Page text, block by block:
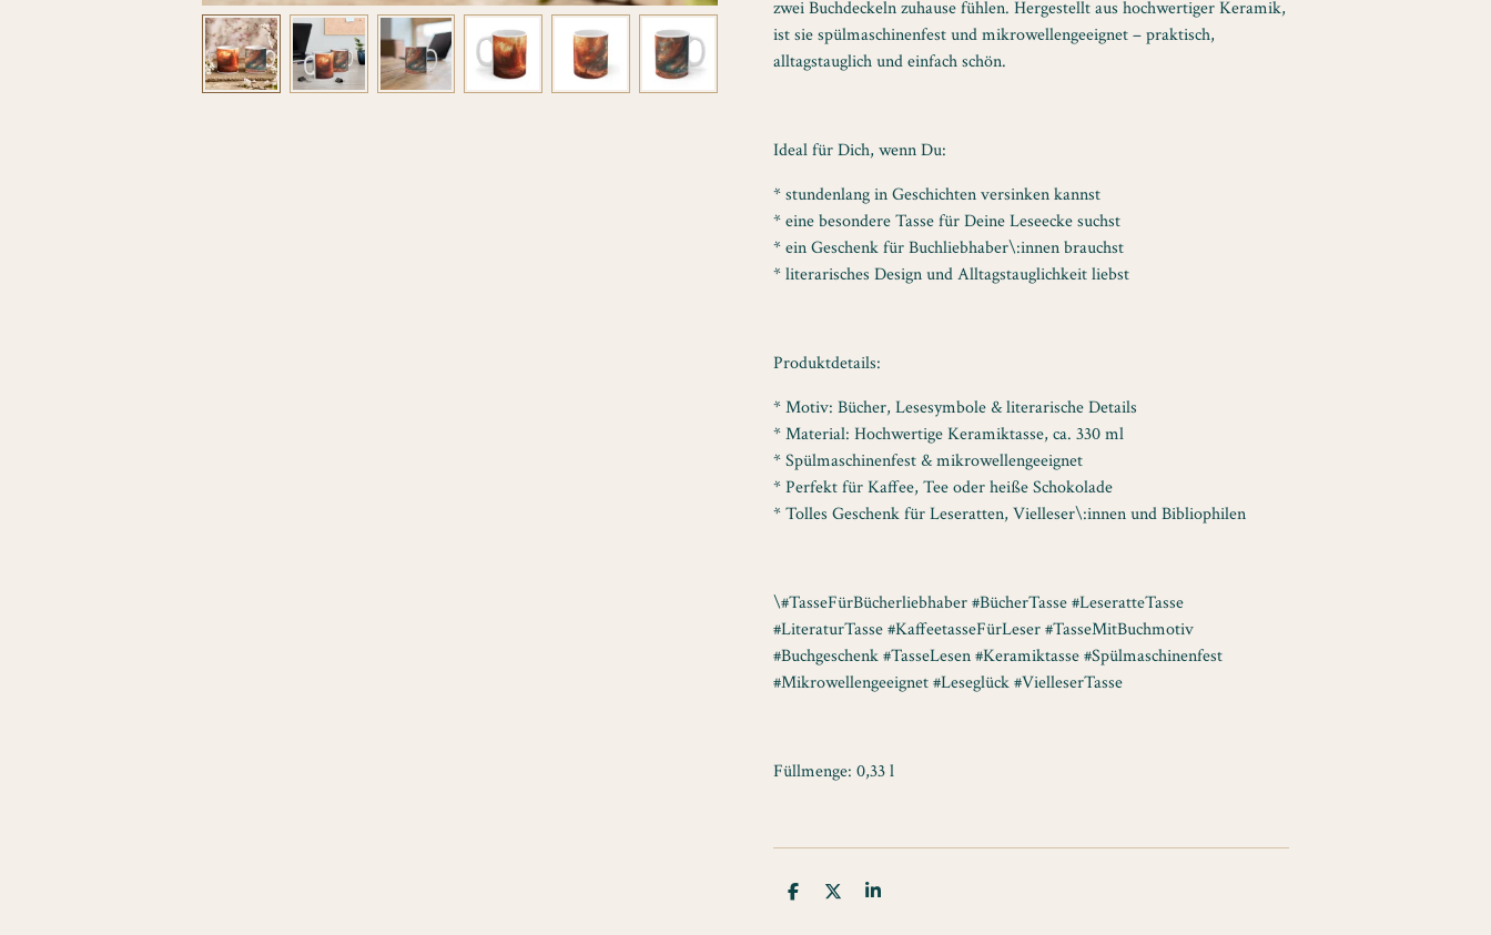
zwei Buchdeckeln zuhause fühlen. Hergestellt aus hochwertiger Keramik,
ist sie spülmaschinenfest und mikrowellengeeignet – praktisch,
alltagstauglich und einfach schön.
Ideal für Dich, wenn Du:
* stundenlang in Geschichten versinken kannst
* eine besondere Tasse für Deine Leseecke suchst
* ein Geschenk für Buchliebhaber\:innen brauchst
* literarisches Design und Alltagstauglichkeit liebst
Produktdetails:
* Motiv: Bücher, Lesesymbole & literarische Details
* Material: Hochwertige Keramiktasse, ca. 330 ml
* Spülmaschinenfest & mikrowellengeeignet
* Perfekt für Kaffee, Tee oder heiße Schokolade
* Tolles Geschenk für Leseratten, Vielleser\:innen und Bibliophilen
\#TasseFürBücherliebhaber #BücherTasse #LeseratteTasse
#LiteraturTasse #KaffeetasseFürLeser #TasseMitBuchmotiv
#Buchgeschenk #TasseLesen #Keramiktasse #Spülmaschinenfest
#Mikrowellengeeignet #Leseglück #VielleserTasse
Füllmenge: 0,33 l
T
T
T